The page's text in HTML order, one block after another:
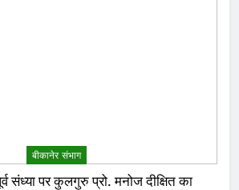
बीकानेर संभाग
संध्या पर कुलगुरु प्रो. मनोज दीक्षित का